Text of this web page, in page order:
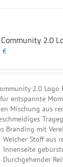
Die
auf
gewählt
werden
2.0
€
2.0
entspannte
Mischung aus
Branding mit
Weicher Stoff aus
Innenseite
Durchgehender